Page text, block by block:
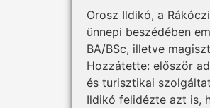
Orosz Ildikó, a
ünnepi beszédében
BA/BSc, illetve
Hozzátette: először
és turisztikai
Ildikó felidézte azt is,